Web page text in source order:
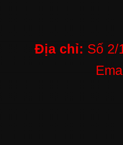
THỦY LỰC ÂM
SÀN FC 06
Liên hệ
Địa chỉ:Số 2/